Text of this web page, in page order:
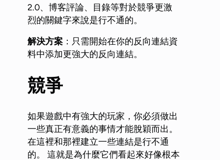
2.0、博客評論、目錄等對於競爭更激
烈的關鍵字來說是行不通的。
解決方案 ：只需開始在你的反向連結資
料中添加更強大的反向連結。
競爭
如果遊戲中有強大的玩家，你必須做出
一些真正有意義的事情才能脫穎而出。
在這裡和那裡建立一些連結是行不通
的。 這就是為什麼它們看起來好像根本